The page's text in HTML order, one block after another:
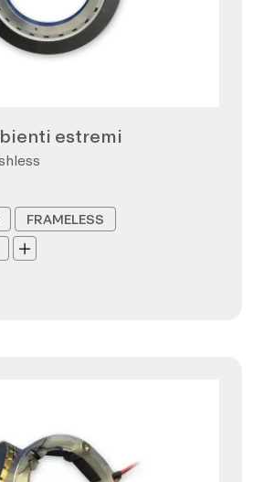
estremi
FRAMELESS